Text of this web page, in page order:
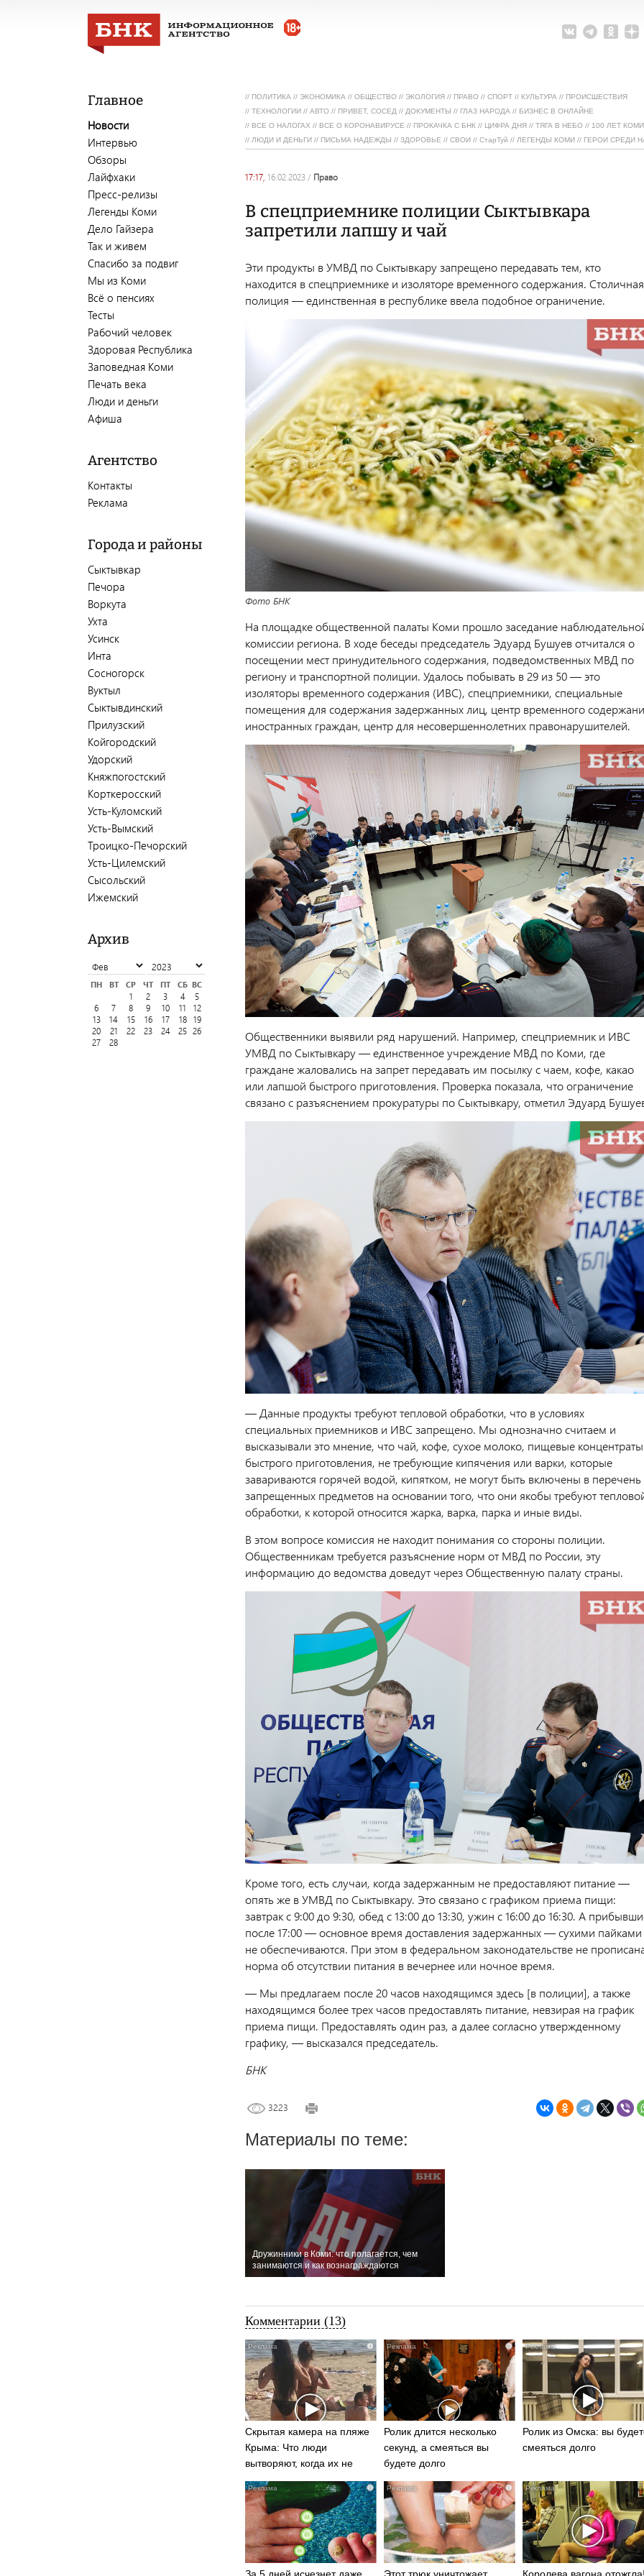
Главное
Новости
Интервью
Обзоры
Лайфхаки
Пресс-релизы
Легенды Коми
Дело Гайзера
Так и живем
Спасибо за подвиг
Мы из Коми
Всё о пенсиях
Тесты
Рабочий человек
Здоровая Республика
Заповедная Коми
Печать века
Люди и деньги
Афиша
Агентство
Контакты
Реклама
Города и районы
Сыктывкар
Печора
Воркута
Ухта
Усинск
Инта
Сосногорск
Вуктыл
Сыктывдинский
Прилузский
Койгородский
Удорский
Княжпогостский
Корткеросский
Усть-Куломский
Усть-Вымский
Троицко-Печорский
Усть-Цилемский
Сысольский
Ижемский
Архив
ПН ВТ СР ЧТ ПТ СБ ВС
1
2 3 4
5
6
7 8 9 10 11
12
13
14 15 16 17 18
19
20
21 22 23 24 25 26
27
28
// ПОЛИТИКА // ЭКОНОМИКА // ОБЩЕСТВО // ЭКОЛОГИЯ // ПРАВО // СПОРТ // КУЛЬТУРА // ПРОИСШЕСТВИЯ
// ТЕХНОЛОГИИ // АВТО // ПРИВЕТ, СОСЕД // ДОКУМЕНТЫ // ГЛАЗ НАРОДА // БИЗНЕС В ОНЛАЙНЕ
// ВСЕ О НАЛОГАХ // ВСЕ О КОРОНАВИРУСЕ // ПРОКАЧКА С БНК // ЦИФРА ДНЯ // ТЯГА В НЕБО // 100 ЛЕТ КОМИ
// ЛЮДИ И ДЕНЬГИ // ПИСЬМА НАДЕЖДЫ // ЗДОРОВЬЕ // СВОИ // СтарТуй // ЛЕГЕНДЫ КОМИ // ГЕРОИ СРЕДИ
17:17, 16.02.2023 / право
В спецприемнике полиции Сыктывкара
запретили лапшу и чай
Эти продукты в УМВД по Сыктывкару запрещено передавать тем, кто
находится в спецприемнике и изоляторе временного содержания. Столичная
полиция — единственная в республике ввела подобное ограничение.
Фото БНК
На площадке общественной палаты Коми прошло заседание
комиссии региона. В ходе беседы председатель Эдуард Бушуев отчитался о
посещении мест принудительного содержания, подведомственных МВД по
региону и транспортной полиции. Удалось побывать в 29 из 50 — это
изоляторы временного содержания (ИВС), спецприемники, специальные
помещения для содержания задержанных лиц, центр временного
иностранных граждан, центр для несовершеннолетних правонарушителей.
Общественники выявили ряд нарушений. Например, спецприемник и ИВС
УМВД по Сыктывкару — единственное учреждение МВД по Коми, где
граждане жаловались на запрет передавать им посылку с чаем, кофе, какао
или лапшой быстрого приготовления. Проверка показала, что ограничение
связано с разъяснением прокуратуры по Сыктывкару, отметил Эдуард
— Данные продукты требуют тепловой обработки, что в условиях
специальных приемников и ИВС запрещено. Мы однозначно считаем и
высказывали это мнение, что чай, кофе, сухое молоко, пищевые концентраты
быстрого приготовления, не требующие кипячения или варки, которые
завариваются горячей водой, кипятком, не могут быть включены в перечень
запрещенных предметов на основании того, что они якобы требуют
обработки, к которой относится жарка, варка, парка и иные виды.
В этом вопросе комиссия не находит понимания со стороны полиции.
Общественникам требуется разъяснение норм от МВД по России, эту
информацию до ведомства доведут через Общественную палату страны.
Кроме того, есть случаи, когда задержанным не предоставляют питание —
опять же в УМВД по Сыктывкару. Это связано с графиком приема пищи:
завтрак с 9:00 до 9:30, обед с 13:00 до 13:30, ужин с 16:00 до 16:30. А
после 17:00 — основное время доставления задержанных — сухими пайками
не обеспечиваются. При этом в федеральном законодательстве не
норма об отсутствии питания в вечернее или ночное время.
— Мы предлагаем после 20 часов находящимся здесь [в полиции], а также
находящимся более трех часов предоставлять питание, невзирая на график
приема пищи. Предоставлять один раз, а далее согласно утвержденному
графику, — высказался председатель.
БНК
3223
Материалы по теме:
Дружинники в Коми: что полагается, чем
занимаются и как вознаграждаются
Комментарии (13)
i
Скрытая камера на пляже
Крыма: Что люди
вытворяют, когда их не
видят...
i
Ролик длится несколько
секунд, а смеяться вы
будете долго
Ролик из Омска: вы
смеяться долго
i
За 5 дней исчезнет даже
i
Этот трюк уничтожает Королева вагона